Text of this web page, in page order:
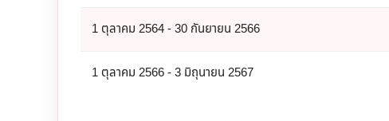
1 ตุลาคม 2564 - 30 กันยายน 2566
1 ตุลาคม 2566 - 3 มิถุนายน 2567